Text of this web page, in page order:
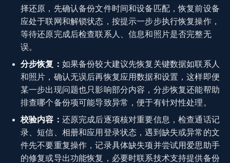
择还原，先确认备份文件时间和设备匹配，恢复前设备
应处于联网和解锁状态，按提示一步步执行恢复操作，
等待还原完成后检查联系人、信息和照片是否完整无
误。
分步恢复： 如果备份较大建议先恢复关键数据如联系人
和照片，确认无误后再恢复应用数据和设置，这样即便
某一步出现问题也只影响部分内容，分步恢复还能帮助
排查哪个备份项可能导致异常，便于有针对性处理。
校验内容： 还原完成后逐项核对重要信息，检查通话记
录、短信、相册和应用登录状态，遇到缺失或异常的文
件先不要重复操作，记录具体缺失项并尝试用爱思助手
的修复或导出功能恢复，必要时联系技术支持提供备份